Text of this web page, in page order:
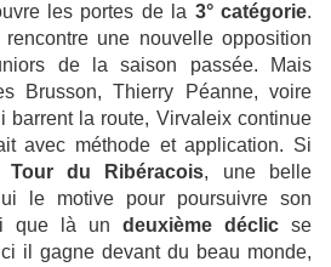
les portes de la 3° catégorie.
une nouvelle opposition
de la saison passée. Mais
Brusson, Thierry Péanne, voire
barrent la route, Virvaleix continue
avec méthode et application. Si
Tour du Ribéracois, une belle
le motive pour poursuivre son
que là un deuxième déclic se
il gagne devant du beau monde,